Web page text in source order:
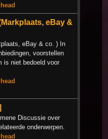
eBay &
eBay & co. ) In
voorstellen
is niet bedoeld voor
Discussie over
onderwerpen.